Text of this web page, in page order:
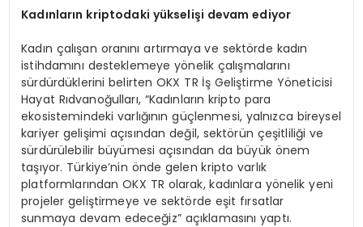
Kadınların kriptodaki yükselişi devam ediyor
Kadın çalışan oranını artırmaya ve sektörde kadın
istihdamını desteklemeye yönelik çalışmalarını
sürdürdüklerini belirten OKX TR İş Geliştirme Yöneticisi
Hayat Rıdvanoğulları, “Kadınların kripto para
ekosistemindeki varlığının güçlenmesi, yalnızca bireysel
kariyer gelişimi açısından değil, sektörün çeşitliliği ve
sürdürülebilir büyümesi açısından da büyük önem
taşıyor. Türkiye’nin önde gelen kripto varlık
platformlarından OKX TR olarak, kadınlara yönelik yeni
projeler geliştirmeye ve sektörde eşit fırsatlar
sunmaya devam edeceğiz” açıklamasını yaptı.